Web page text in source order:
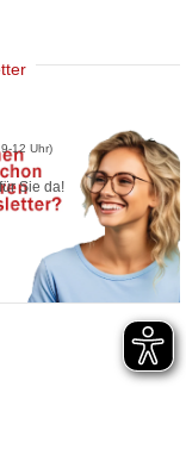
12 Uhr)
Sie da!